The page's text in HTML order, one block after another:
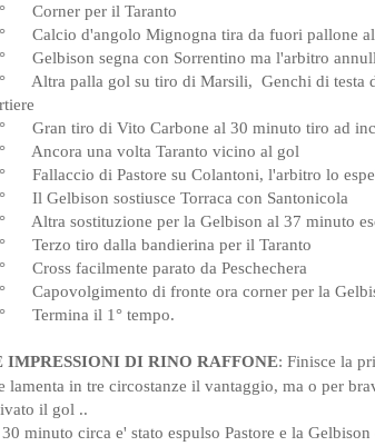
Corner per il Taranto
Calcio d'angolo Mignogna tira da fuori pallone
Gelbison segna con Sorrentino ma l'arbitro
Altra palla gol su tiro di Marsili,  Genchi di testa
Gran tiro di Vito Carbone al 30 minuto tiro ad
Ancora una volta Taranto vicino al gol
Fallaccio di Pastore su Colantoni, l'arbitro lo
Il Gelbison sostiusce Torraca con Santonicola
Altra sostituzione per la Gelbison al 37 minuto
Terzo tiro dalla bandierina per il Taranto
Cross facilmente parato da Peschechera
Capovolgimento di fronte ora corner per la
Termina il 1° tempo.
IMPRESSIONI DI RINO RAFFONE: Finisce la
lamenta in tre circostanze il vantaggio, ma o per
il gol ..
minuto circa e' stato espulso Pastore e la